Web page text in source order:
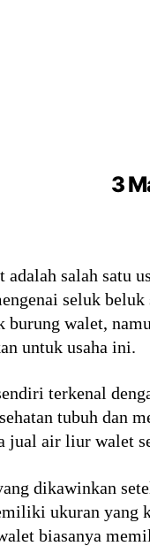
3
adalah salah satu
seluk
burung walet,
untuk usaha ini.
terkenal
tubuh dan
jual air liur walet
dikawinkan
ukuran yang
biasanya